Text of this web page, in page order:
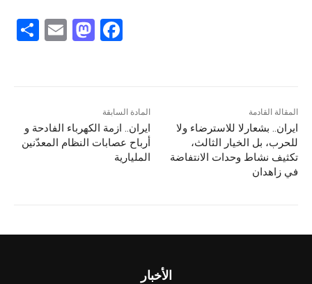
F
b
o
M
d
o
E
المادة السابقة
ایران.. ازمة الكهرباء الفادحة و
أرباح عصابات النظام المعدّنين
المليارية
المقالة القادمة
ايران.. بشعارلا للاسترضاء ولا
للحرب، بل الخیار الثالث،
تکثیف نشاط وحدات الانتفاضة
في زاهدان
الأخبار